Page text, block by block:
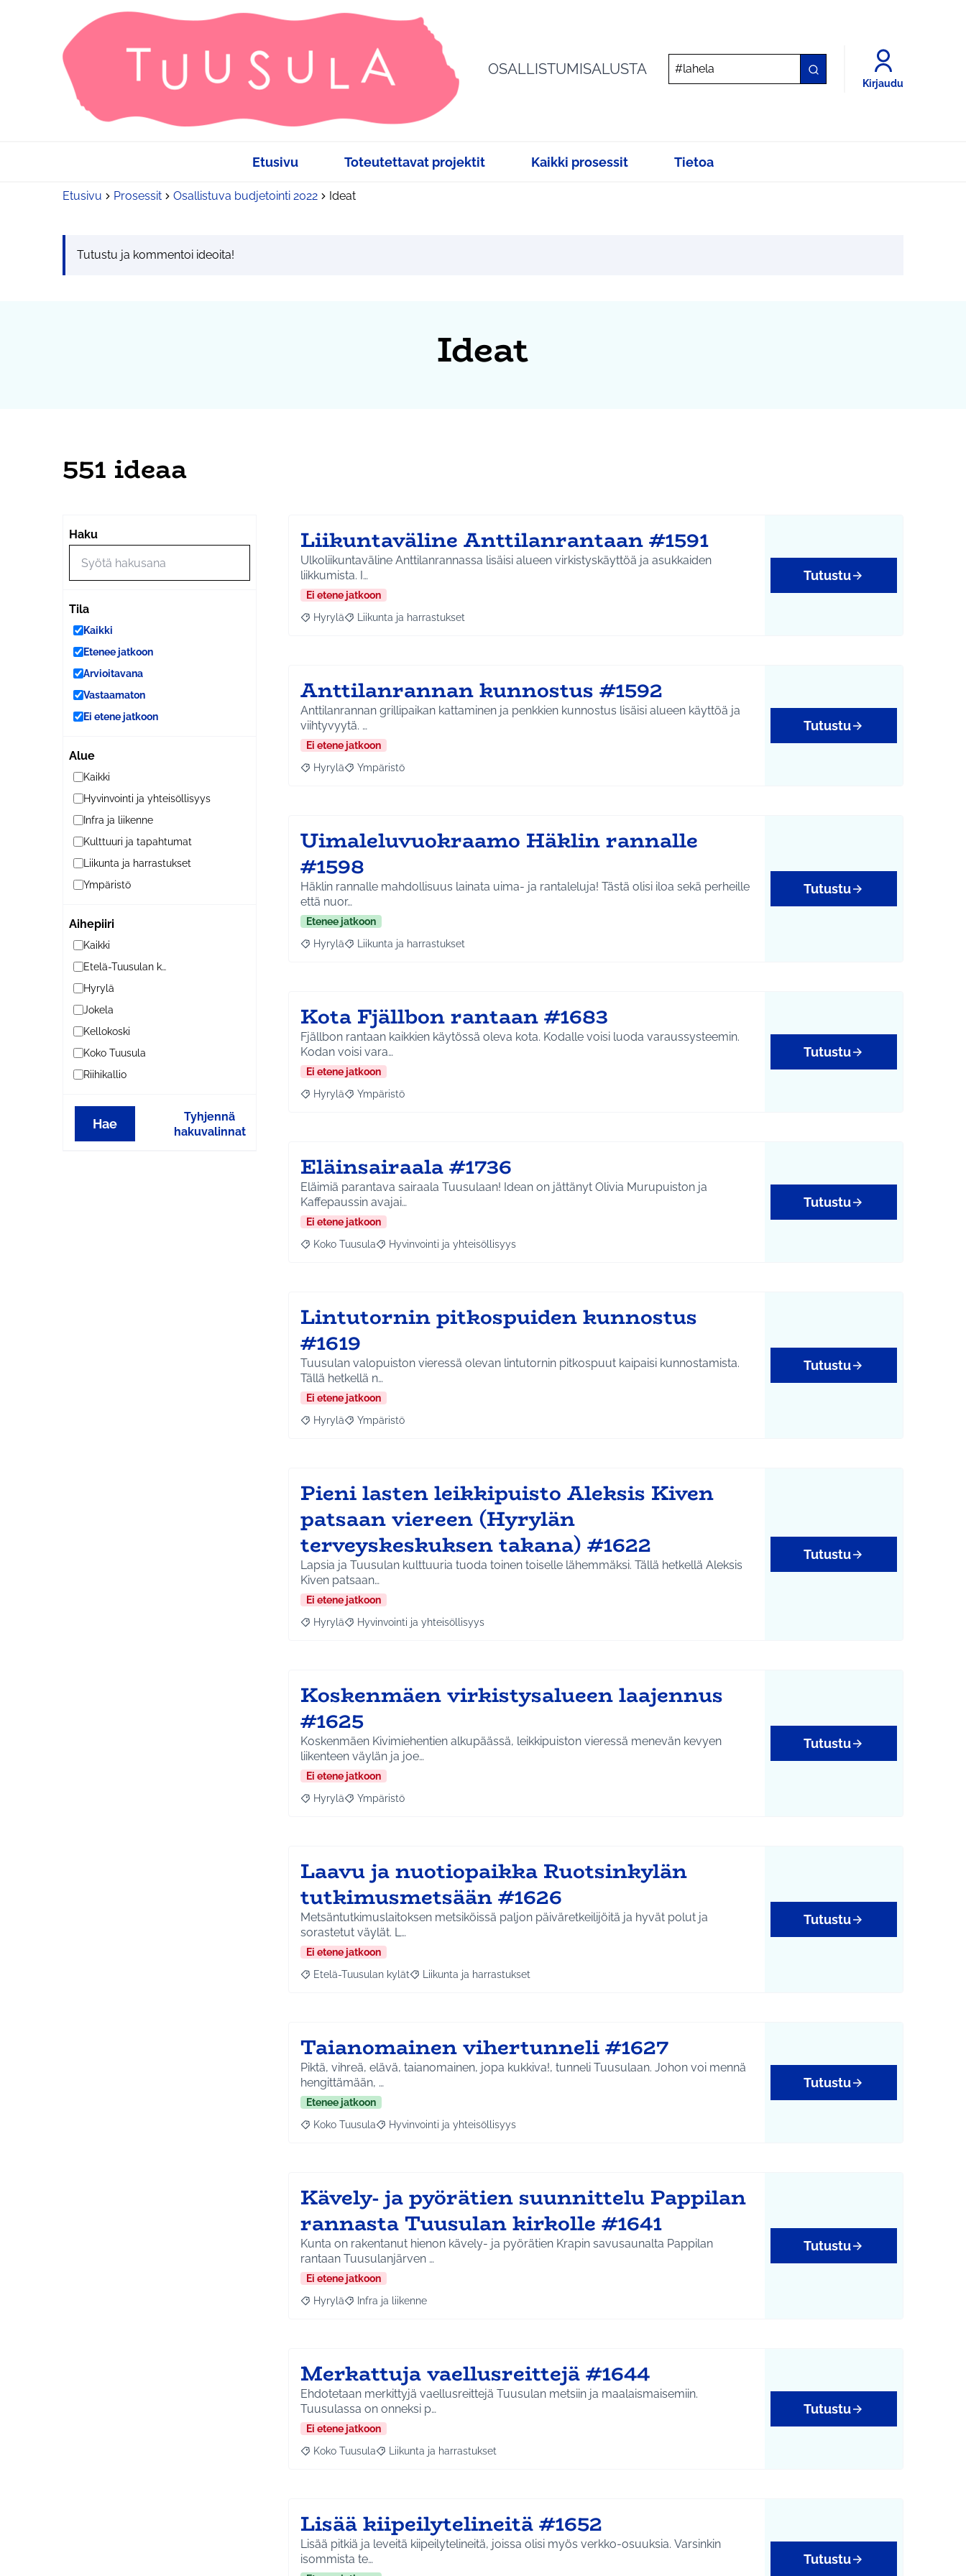
OSALLISTUMISALUSTA
Kirjaudu
Etusivu Toteutettavat projektit Kaikki prosessit Tietoa
Etusivu Prosessit Osallistuva budjetointi 2022 Ideat
Tutustu ja kommentoi ideoita!
Ideat
551 ideaa
Haku
Tila
Kaikki
Etenee jatkoon
Arvioitavana
Vastaamaton
Ei etene jatkoon
Alue
Kaikki
Hyvinvointi ja yhteisöllisyys
Infra ja liikenne
Kulttuuri ja tapahtumat
Liikunta ja harrastukset
Ympäristö
Aihepiiri
Kaikki
Etelä-Tuusulan kylät
Hyrylä
Jokela
Kellokoski
Koko Tuusula
Riihikallio
Hae
Tyhjennä
hakuvalinnat
Liikuntaväline Anttilanrantaan #1591
Ulkoliikuntaväline Anttilanrannassa lisäisi alueen virkistyskäyttöä ja asukkaiden
liikkumista. I…
Ei etene jatkoon
Rajaa tulokset aihepiirin mukaan: Hyrylä
Hyrylä Rajaa tulokset teeman mukaan: Liikunta ja harrastukset
Liikunta ja harrastukset
Tutustu
Anttilanrannan kunnostus #1592
Anttilanrannan grillipaikan kattaminen ja penkkien kunnostus lisäisi alueen käyttöä ja
viihtyvyytä. …
Ei etene jatkoon
Rajaa tulokset aihepiirin mukaan: Hyrylä
Hyrylä Rajaa tulokset teeman mukaan: Ympäristö
Ympäristö
Tutustu
Uimaleluvuokraamo Häklin rannalle
#1598
Häklin rannalle mahdollisuus lainata uima- ja rantaleluja! Tästä olisi iloa sekä perheille
että nuor…
Etenee jatkoon
Rajaa tulokset aihepiirin mukaan: Hyrylä
Hyrylä Rajaa tulokset teeman mukaan: Liikunta ja harrastukset
Liikunta ja harrastukset
Tutustu
Kota Fjällbon rantaan #1683
Fjällbon rantaan kaikkien käytössä oleva kota. Kodalle voisi luoda varaussysteemin.
Kodan voisi vara…
Ei etene jatkoon
Rajaa tulokset aihepiirin mukaan: Hyrylä
Hyrylä Rajaa tulokset teeman mukaan: Ympäristö
Ympäristö
Tutustu
Eläinsairaala #1736
Eläimiä parantava sairaala Tuusulaan! Idean on jättänyt Olivia Murupuiston ja
Kaffepaussin avajai…
Ei etene jatkoon
Rajaa tulokset aihepiirin mukaan: Koko Tuusula
Koko Tuusula Rajaa tulokset teeman mukaan: Hyvinvointi ja yhteisöllisyys
Hyvinvointi ja yhteisöllisyys
Tutustu
Lintutornin pitkospuiden kunnostus
#1619
Tuusulan valopuiston vieressä olevan lintutornin pitkospuut kaipaisi kunnostamista.
Tällä hetkellä n…
Ei etene jatkoon
Rajaa tulokset aihepiirin mukaan: Hyrylä
Hyrylä Rajaa tulokset teeman mukaan: Ympäristö
Ympäristö
Tutustu
Pieni lasten leikkipuisto Aleksis Kiven
patsaan viereen (Hyrylän
terveyskeskuksen takana) #1622
Lapsia ja Tuusulan kulttuuria tuoda toinen toiselle lähemmäksi. Tällä hetkellä Aleksis
Kiven patsaan…
Ei etene jatkoon
Rajaa tulokset aihepiirin mukaan: Hyrylä
Hyrylä Rajaa tulokset teeman mukaan: Hyvinvointi ja yhteisöllisyys
Hyvinvointi ja yhteisöllisyys
Tutustu
Koskenmäen virkistysalueen laajennus
#1625
Koskenmäen Kivimiehentien alkupäässä, leikkipuiston vieressä menevän kevyen
liikenteen väylän ja joe…
Ei etene jatkoon
Rajaa tulokset aihepiirin mukaan: Hyrylä
Hyrylä Rajaa tulokset teeman mukaan: Ympäristö
Ympäristö
Tutustu
Laavu ja nuotiopaikka Ruotsinkylän
tutkimusmetsään #1626
Metsäntutkimuslaitoksen metsiköissä paljon päiväretkeilijöitä ja hyvät polut ja
sorastetut väylät. L…
Ei etene jatkoon
Rajaa tulokset aihepiirin mukaan: Etelä-Tuusulan kylät
Etelä-Tuusulan kylät Rajaa tulokset teeman mukaan: Liikunta ja harrastukset
Liikunta ja harrastukset
Tutustu
Taianomainen vihertunneli #1627
Piktä, vihreä, elävä, taianomainen, jopa kukkiva!, tunneli Tuusulaan. Johon voi mennä
hengittämään, …
Etenee jatkoon
Rajaa tulokset aihepiirin mukaan: Koko Tuusula
Koko Tuusula Rajaa tulokset teeman mukaan: Hyvinvointi ja yhteisöllisyys
Hyvinvointi ja yhteisöllisyys
Tutustu
Kävely- ja pyörätien suunnittelu Pappilan
rannasta Tuusulan kirkolle #1641
Kunta on rakentanut hienon kävely- ja pyörätien Krapin savusaunalta Pappilan
rantaan Tuusulanjärven …
Ei etene jatkoon
Rajaa tulokset aihepiirin mukaan: Hyrylä
Hyrylä Rajaa tulokset teeman mukaan: Infra ja liikenne
Infra ja liikenne
Tutustu
Merkattuja vaellusreittejä #1644
Ehdotetaan merkittyjä vaellusreittejä Tuusulan metsiin ja maalaismaisemiin.
Tuusulassa on onneksi p…
Ei etene jatkoon
Rajaa tulokset aihepiirin mukaan: Koko Tuusula
Koko Tuusula Rajaa tulokset teeman mukaan: Liikunta ja harrastukset
Liikunta ja harrastukset
Tutustu
Lisää kiipeilytelineitä #1652
Lisää pitkiä ja leveitä kiipeilytelineitä, joissa olisi myös verkko-osuuksia. Varsinkin
isommista te…
Tutustu